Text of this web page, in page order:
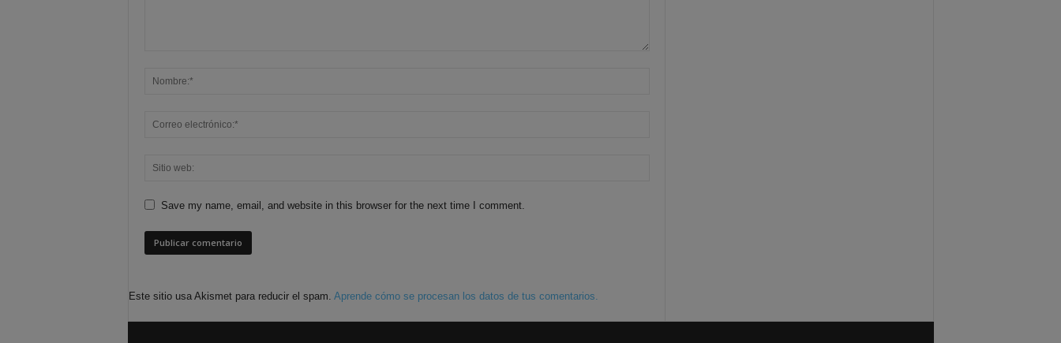
Save my name, email, and website in this browser for the next time I comment.
Este sitio usa Akismet para reducir el spam. Aprende cómo se procesan los datos de tus comentarios.